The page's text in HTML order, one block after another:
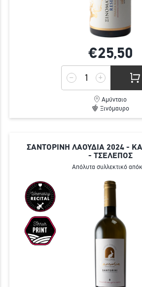
€25,50
Αμύνταιο
Ξινόμαυρο
ΣΑΝΤΟΡΙΝΗ ΛΑΟΥΔΙΑ 2024 -
- ΤΣΕΛΕΠΟΣ
Απόλυτα συλλεκτικό